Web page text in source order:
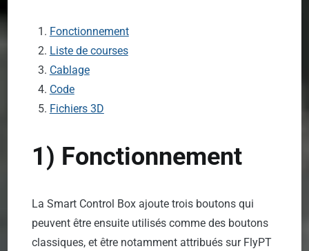
Fonctionnement
Liste de courses
Cablage
Code
Fichiers 3D
1) Fonctionnement
La Smart Control Box ajoute trois boutons qui
peuvent être ensuite utilisés comme des boutons
classiques, et être notamment attribués sur FlyPT